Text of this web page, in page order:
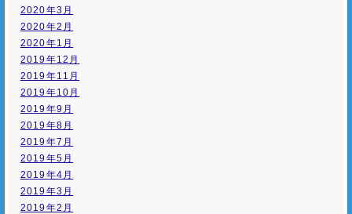
2020年3月
2020年2月
2020年1月
2019年12月
2019年11月
2019年10月
2019年9月
2019年8月
2019年7月
2019年5月
2019年4月
2019年3月
2019年2月